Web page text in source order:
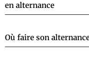
en alternance
Où faire son